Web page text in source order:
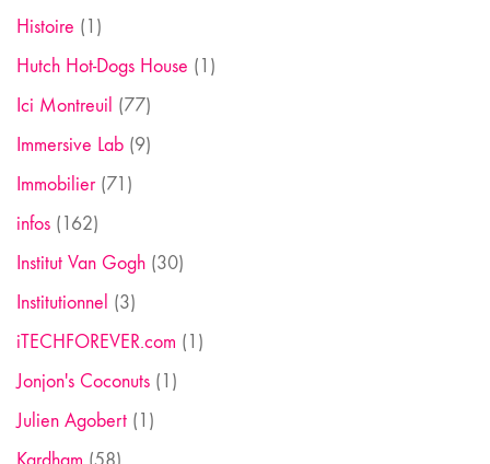
Histoire (1)
Hutch Hot-Dogs House (1)
Ici Montreuil (77)
Immersive Lab (9)
Immobilier(71)
infos (162)
Institut Van Gogh (30)
Institutionnel (3)
iTECHFOREVER.com (1)
Jonjon's Coconuts (1)
Julien Agobert (1)